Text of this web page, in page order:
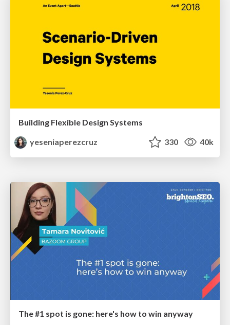
Building Flexible Design Systems
yeseniaperezcruz
330 40k
The #1 spot is gone: here's how to win anyway